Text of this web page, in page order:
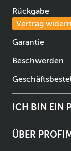
Rückgabe
Vertrag
Garantie
Beschwerden
ICH BIN EIN
ÜBER